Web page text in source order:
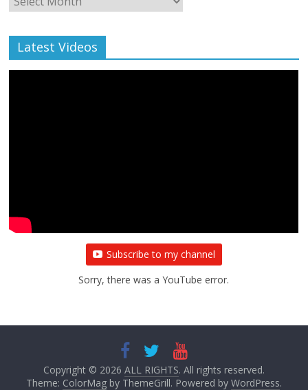
Archive
Latest Videos
Subscribe to my channel
Sorry, there was a YouTube error.
Copyright © 2026 ALL RIGHTS. All rights reserved.
Theme: ColorMagby ThemeGrill. Powered by WordPress.